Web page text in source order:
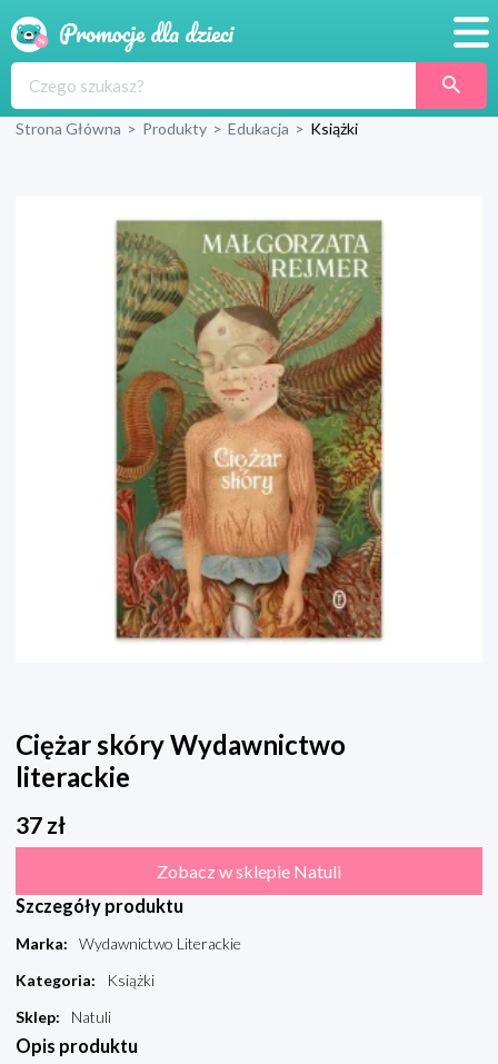
Produkty
Blog
Wyprawka
Strona Główna > Produkty > Edukacja > Książki
Ciężar skóry Wydawnictwo
literackie
37 zł
Zobacz w sklepie Natuli
Szczegóły produktu
Marka:
Wydawnictwo Literackie
Kategoria:
Książki
Sklep: Natuli
Opis produktu